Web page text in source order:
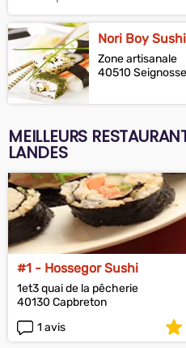
Nori Boy Sushi
Zone artisanale
40510 Seignosse
MEILLEURS
LANDES
#1 - Hossegor Sushi
1et3 quai de la pêcherie
40130 Capbreton
1 avis